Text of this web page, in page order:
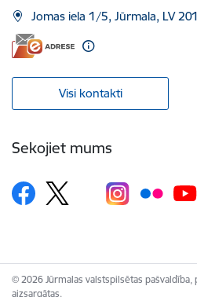
Jomas iela 1/5, Jūrmala, LV
Visi kontakti
Sekojiet mums
© 2026 Jūrmalas valstspilsētas pašvaldība,
aizsargātas.